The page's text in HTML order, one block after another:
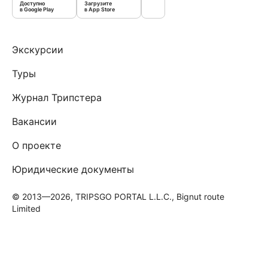
Доступно
в Google Play
Загрузите
в App Store
Экскурсии
Туры
Журнал Трипстера
Вакансии
О проекте
Юридические документы
© 2013—2026, TRIPSGO PORTAL L.L.C., Bignut route
Limited